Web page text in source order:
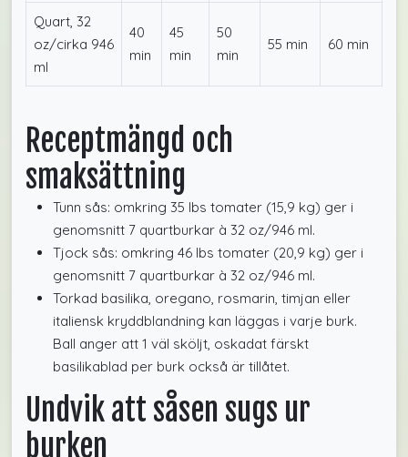
Quart, 32
oz/cirka 946
ml
40
min
45
min
50
min
55 min 60 min
Receptmängd och
smaksättning
Tunn sås: omkring 35 lbs tomater (15,9 kg) ger i
genomsnitt 7 quartburkar à 32 oz/946 ml.
Tjock sås: omkring 46 lbs tomater (20,9 kg) ger i
genomsnitt 7 quartburkar à 32 oz/946 ml.
Torkad basilika, oregano, rosmarin, timjan eller
italiensk kryddblandning kan läggas i varje burk.
Ball anger att 1 väl sköljt, oskadat färskt
basilikablad per burk också är tillåtet.
Undvik att såsen sugs ur
burken